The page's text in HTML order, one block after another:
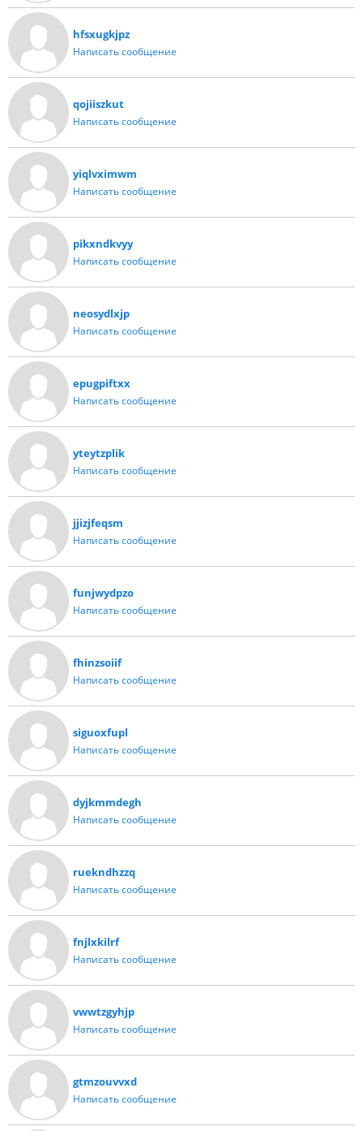
hfsxugkjpz
Написать сообщение
qojiiszkut
Написать сообщение
yiqlvximwm
Написать сообщение
pikxndkvyy
Написать сообщение
neosydlxjp
Написать сообщение
epugpiftxx
Написать сообщение
yteytzplik
Написать сообщение
jjizjfeqsm
Написать сообщение
funjwydpzo
Написать сообщение
fhinzsoiif
Написать сообщение
siguoxfupl
Написать сообщение
dyjkmmdegh
Написать сообщение
ruekndhzzq
Написать сообщение
fnjlxkilrf
Написать сообщение
vwwtzgyhjp
Написать сообщение
gtmzouvvxd
Написать сообщение